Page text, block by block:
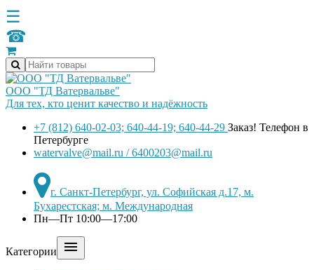
☰
☎
ООО "ТД Ватервальве"
Для тех, кто ценит качество и надёжность
+7 (812) 640-02-03; 640-44-19; 640-44-29 Заказ! Телефон в
Петербурге
watervalve@mail.ru / 6400203@mail.ru
г. Санкт-Петербург, ул. Софийская д.17, м.
Бухарестская; м. Международная
Пн—Пт 10:00—17:00
Категории 